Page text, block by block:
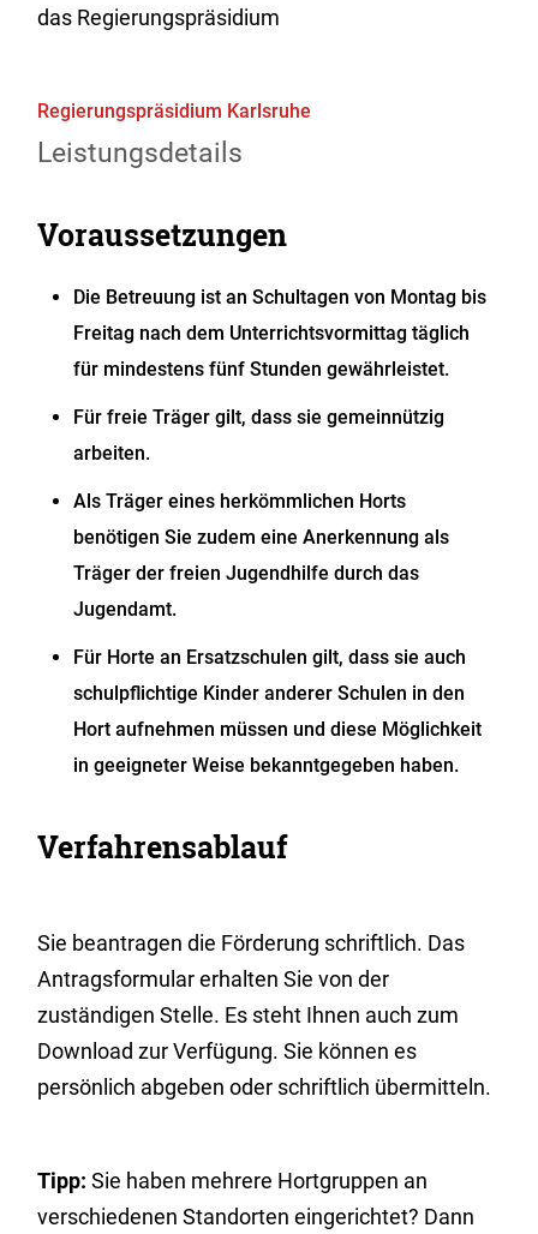
das Regierungspräsidium
Regierungspräsidium Karlsruhe
Leistungsdetails
Voraussetzungen
Die Betreuung ist an Schultagen von Montag bis
Freitag nach dem Unterrichtsvormittag täglich
für mindestens fünf Stunden gewährleistet.
Für freie Träger gilt, dass sie gemeinnützig
arbeiten.
Als Träger eines herkömmlichen Horts
benötigen Sie zudem eine Anerkennung als
Träger der freien Jugendhilfe durch das
Jugendamt.
Für Horte an Ersatzschulen gilt, dass sie auch
schulpflichtige Kinder anderer Schulen in den
Hort aufnehmen müssen und diese Möglichkeit
in geeigneter Weise bekanntgegeben haben.
Verfahrensablauf
Sie beantragen die Förderung schriftlich. Das
Antragsformular erhalten Sie von der
zuständigen Stelle. Es steht Ihnen auch zum
Download zur Verfügung. Sie können es
persönlich abgeben oder schriftlich übermitteln.
Tipp: Sie haben mehrere Hortgruppen an
verschiedenen Standorten eingerichtet? Dann